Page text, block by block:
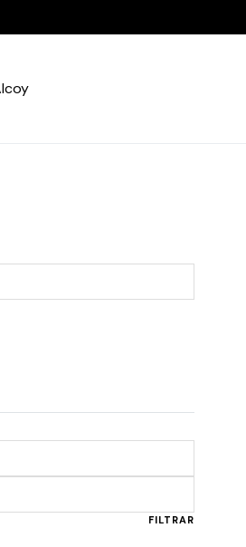
mínimo
máximo
FILTRAR